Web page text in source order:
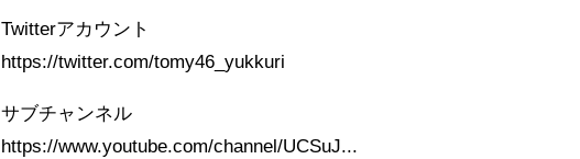
Twitterアカウント
https://twitter.com/tomy46_yukkuri​​​​
サブチャンネル
https://www.youtube.com/channel/UCSuJ...​